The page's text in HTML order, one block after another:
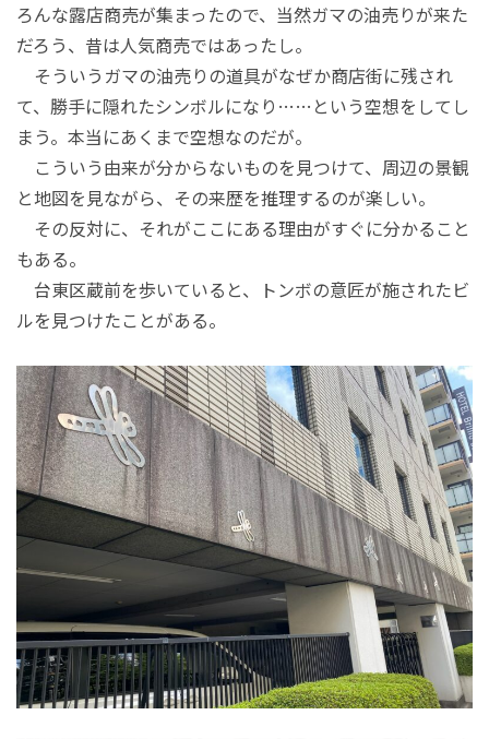
ろんな露店商売が集まったので、当然ガマの油売りが来た
だろう、昔は人気商売ではあったし。
そういうガマの油売りの道具がなぜか商店街に残され
て、勝手に隠れたシンボルになり……という空想をしてし
まう。本当にあくまで空想なのだが。
こういう由来が分からないものを見つけて、周辺の景観
と地図を見ながら、その来歴を推理するのが楽しい。
その反対に、それがここにある理由がすぐに分かること
もある。
台東区蔵前を歩いていると、トンボの意匠が施されたビ
ルを見つけたことがある。